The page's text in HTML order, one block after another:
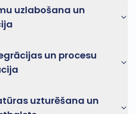
uzlabošana un
un procesu
uzturēšana un